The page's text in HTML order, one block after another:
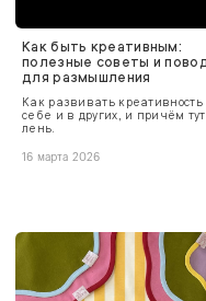
Как быть креативным:
полезные советы и
для размышления
Как развивать креативность
себе и в других, и причём тут
лень.
16 марта 2026